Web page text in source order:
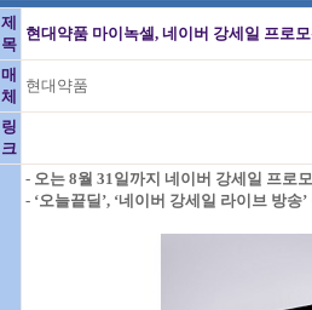
제
목
현대약품 마이녹셀, 네이버 강세일 프로
매
체
현대약품
링
크
- 오는 8월 31일까지 네이버 강세일 프로
- ‘오늘끝딜’, ‘네이버 강세일 라이브 방송